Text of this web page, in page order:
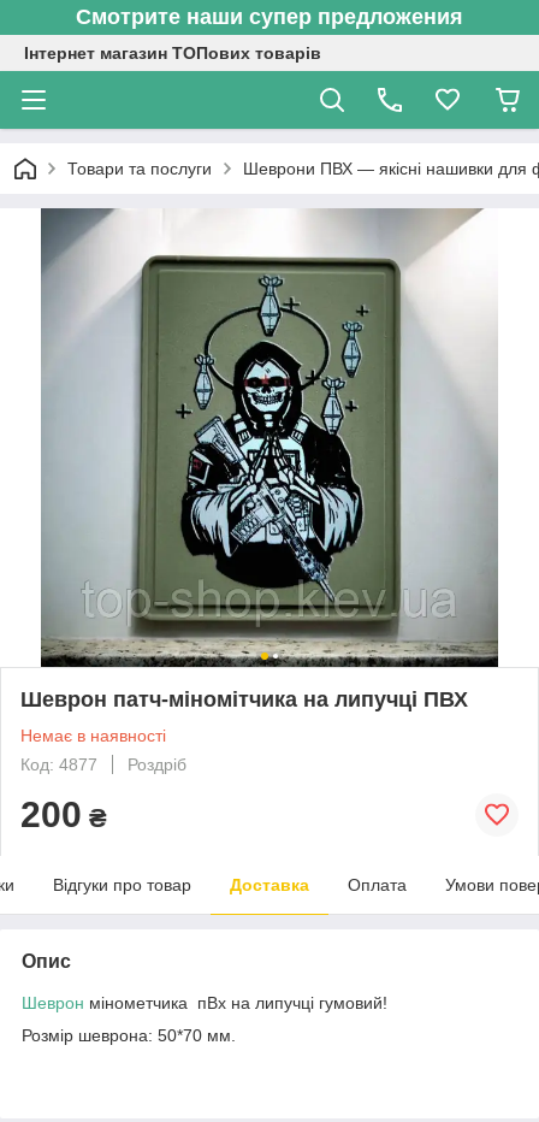
Смотрите наши супер предложения
Інтернет магазин ТОПових товарів
Товари та послуги Шеврони ПВХ — якісні нашивки для
Шеврон патч-міномітчика на липучці ПВХ
Немає в наявності
Код: 4877
Роздріб
200 ₴
Відгуки про товар Доставка Оплата Умови
Опис
Шеврон мінометчика пВх на липучці гумовий!
Розмір шеврона: 50*70 мм.